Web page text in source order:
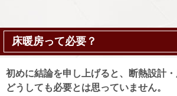
床暖房って必要？
初めに結論を申し上げると、断熱設計
どうしても必要とは思っていません。